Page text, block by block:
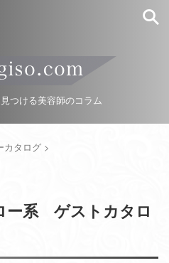
つける美容師のコラム
カタログ >
系 ゲストカタロ